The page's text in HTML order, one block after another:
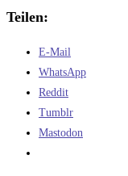
Teilen:
E-Mail
WhatsApp
Reddit
Tumblr
Mastodon